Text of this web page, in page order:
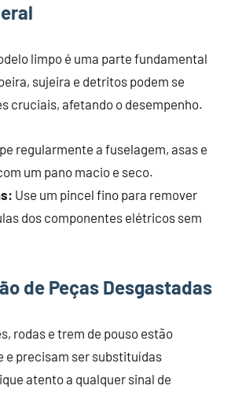
limpo é uma parte fundamental
sujeira e detritos podem se
cruciais, afetando o desempenho.
regularmente a fuselagem, asas e
um pano macio e seco.
Use um pincel fino para remover
dos componentes elétricos sem
de Peças Desgastadas
rodas e trem de pouso estão
e precisam ser substituídas
atento a qualquer sinal de